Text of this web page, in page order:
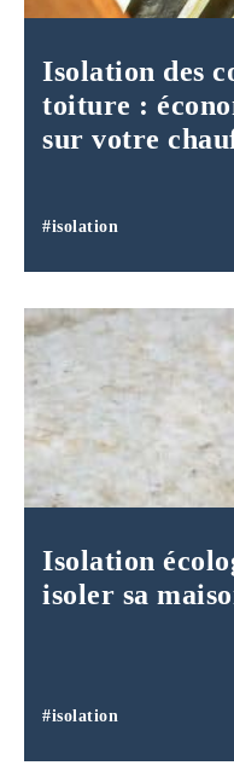
Isolation des
toiture :
sur votre
#isolation
Isolation
isoler sa
#isolation